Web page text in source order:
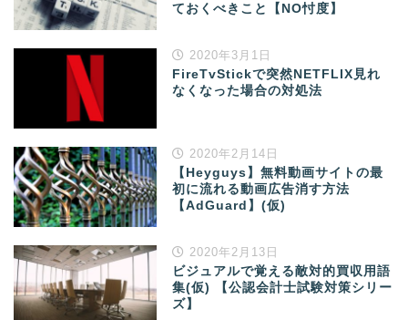
ておくべきこと【NO忖度】
2020年3月1日
FireTvStickで突然NETFLIX見れ
なくなった場合の対処法
2020年2月14日
【Heyguys】無料動画サイトの最
初に流れる動画広告消す方法
【AdGuard】(仮)
2020年2月13日
ビジュアルで覚える敵対的買収用語
集(仮) 【公認会計士試験対策シリー
ズ】